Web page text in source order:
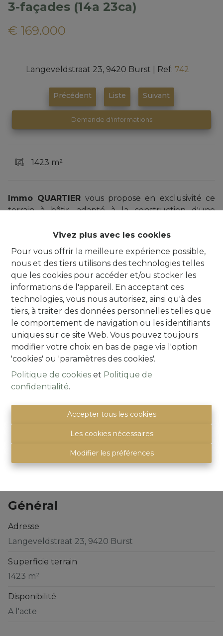
Vivez plus avec les cookies
Pour vous offrir la meilleure expérience possible,
nous et des tiers utilisons des technologies telles
que les cookies pour accéder et/ou stocker les
informations de l'appareil. En acceptant ces
technologies, vous nous autorisez, ainsi qu'à des
tiers, à traiter des données personnelles telles que
le comportement de navigation ou les identifiants
uniques sur ce site Web. Vous pouvez toujours
modifier votre choix en bas de page via l'option
'cookies' ou 'paramètres des cookies'.
Politique de cookies et Politique de
confidentialité.
Accepter tous les cookies
Les cookies nécessaires
Modifier les préférences
3-façades (14a 23ca)
€ 169.000
Langeveldstraat 23, 9420 Burst Ref: 742
Précédent Liste Suivant
Demande d'informations
1423 m²
Immo QUARTIER vous propose en exclusivité ce
terrain à bâtir, adapté à la construction d'une
à 14a 23ca. La largeur du terrain à bâtir est de 41,3m
à l'avant et de 17,86m à l'arrière. Le terrain a une
profondeur de 50,60m. Deux étages sont autorisés
avec une profondeur de construction allant
jusqu'à 12m. La hauteur de la corniche doit
affleurer en partie haute celle de l'habitation située
à droite. La pente des surfaces de toit doit
correspondre à celle de la maison de droite. VCRO:
Gvg, Ng, Gmo, Gvkr, Vv . Score-mobi: 6,8/10. Situé
dans une zone d'inondation. P-score: D.
ARE YOU READY TO BE Q-MATCHED ? Pour plus
d'informations et/ou une visite:
info@immoquartier.be of 02/201.80.80.
Général
Adresse
Langeveldstraat 23, 9420 Burst
Superficie terrain
1423 m²
Disponibilité
A l'acte